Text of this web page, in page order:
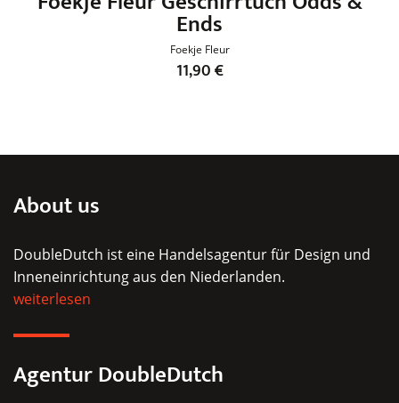
Ends
Foekje Fleur
11,90€
Optionen
können
gewählt
About us
DoubleDutch ist eine Handelsagentur für Design und
Inneneinrichtung aus den Niederlanden.
weiterlesen
Agentur DoubleDutch